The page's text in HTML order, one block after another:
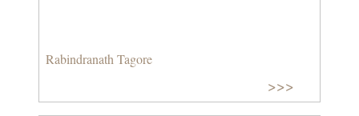
Rabindranath Tagore
>>>